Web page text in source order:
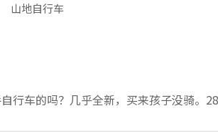
山地自行车
行车的吗？几乎全新，买来孩子没骑